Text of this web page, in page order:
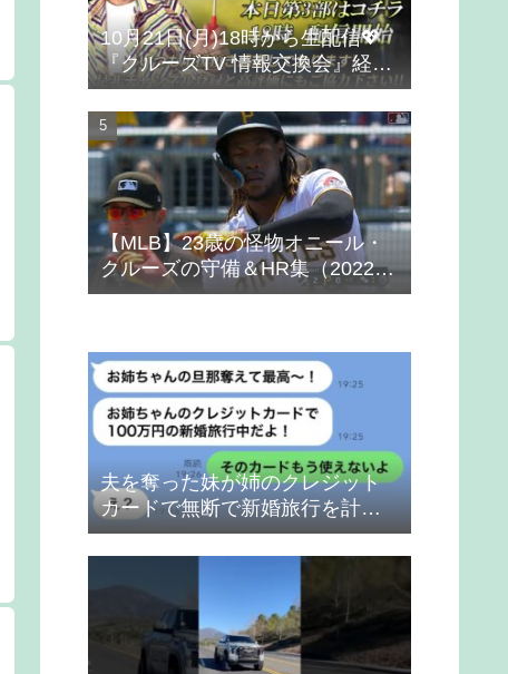
10月21日(月)18時から生配信💖
『クルーズTV 情報交換会』経済
ニュース 投資 株式市場 新NISA
投資信託 仮想通貨 ビットコイン
不動産投資 為替 ベトナムドン イ
ラクディナール
【MLB】23歳の怪物オニール・
クルーズの守備＆HR集（2022
年）
夫を奪った妹が姉のクレジット
カードで無断で新婚旅行を計画
→得意げな妹に「カードは解約
したから」と伝えた時の反応
が…ｗ